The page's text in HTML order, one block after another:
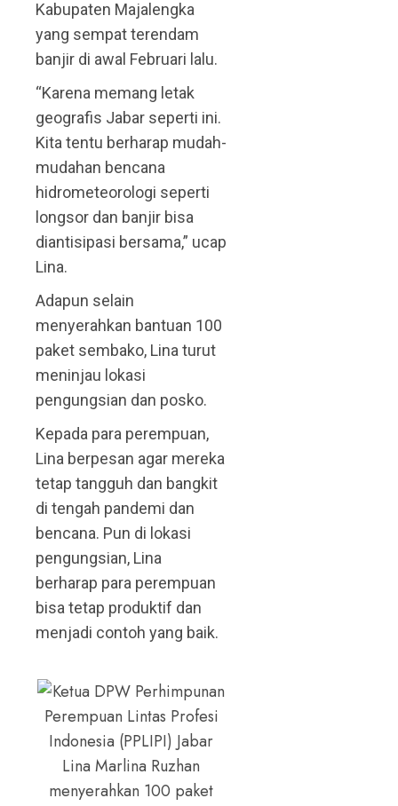
Kabupaten Majalengka
yang sempat terendam
banjir di awal Februari lalu.
“Karena memang letak
geografis Jabar seperti ini.
Kita tentu berharap mudah-
mudahan bencana
hidrometeorologi seperti
longsor dan banjir bisa
diantisipasi bersama,” ucap
Lina.
Adapun selain
menyerahkan bantuan 100
paket sembako, Lina turut
meninjau lokasi
pengungsian dan posko.
Kepada para perempuan,
Lina berpesan agar mereka
tetap tangguh dan bangkit
di tengah pandemi dan
bencana. Pun di lokasi
pengungsian, Lina
berharap para perempuan
bisa tetap produktif dan
menjadi contoh yang baik.